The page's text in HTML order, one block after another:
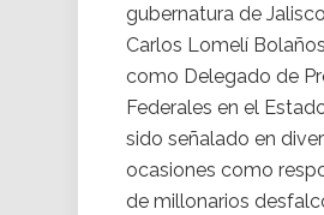
gubernatura de
Carlos Lomelí
como Delegado de
Federales en el
sido señalado en
ocasiones como
de millonarios